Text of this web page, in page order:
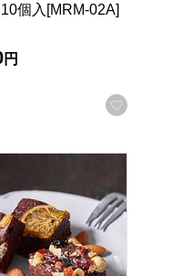
する
個入[MRM-02A]
円
お気に入
】
ラウニー 6個[HFNB-6]【年